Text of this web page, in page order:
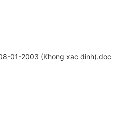
01-2003 (Khong xac dinh).doc